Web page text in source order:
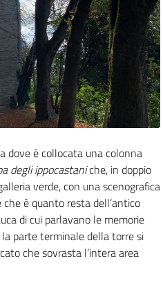
dove è collocata una colonna
degli ippocastaniche, in doppio
verde, con una scenografica
che è quanto resta dell’antico
di cui parlavano le memorie
la parte terminale della torre si
che sovrasta l’intera area